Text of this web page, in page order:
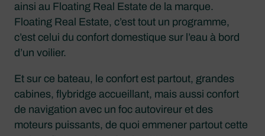
ainsi au Floating Real Estate de la marque.
Floating Real Estate, c’est tout un programme,
c’est celui du confort domestique sur l’eau à bord
d’un voilier.
Et sur ce bateau, le confort est partout, grandes
cabines, flybridge accueillant, mais aussi confort
de navigation avec un foc autovireur et des
moteurs puissants, de quoi emmener partout cette